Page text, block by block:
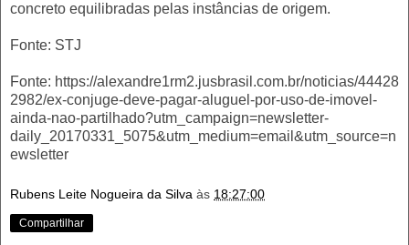
concreto equilibradas pelas instâncias de origem.
Fonte: STJ
Fonte: https://alexandre1rm2.jusbrasil.com.br/noticias/44428
2982/ex-conjuge-deve-pagar-aluguel-por-uso-de-imovel-
ainda-nao-partilhado?utm_campaign=newsletter-
daily_20170331_5075&utm_medium=email&utm_source=n
ewsletter
Rubens Leite Nogueira da Silva às 18:27:00
Compartilhar